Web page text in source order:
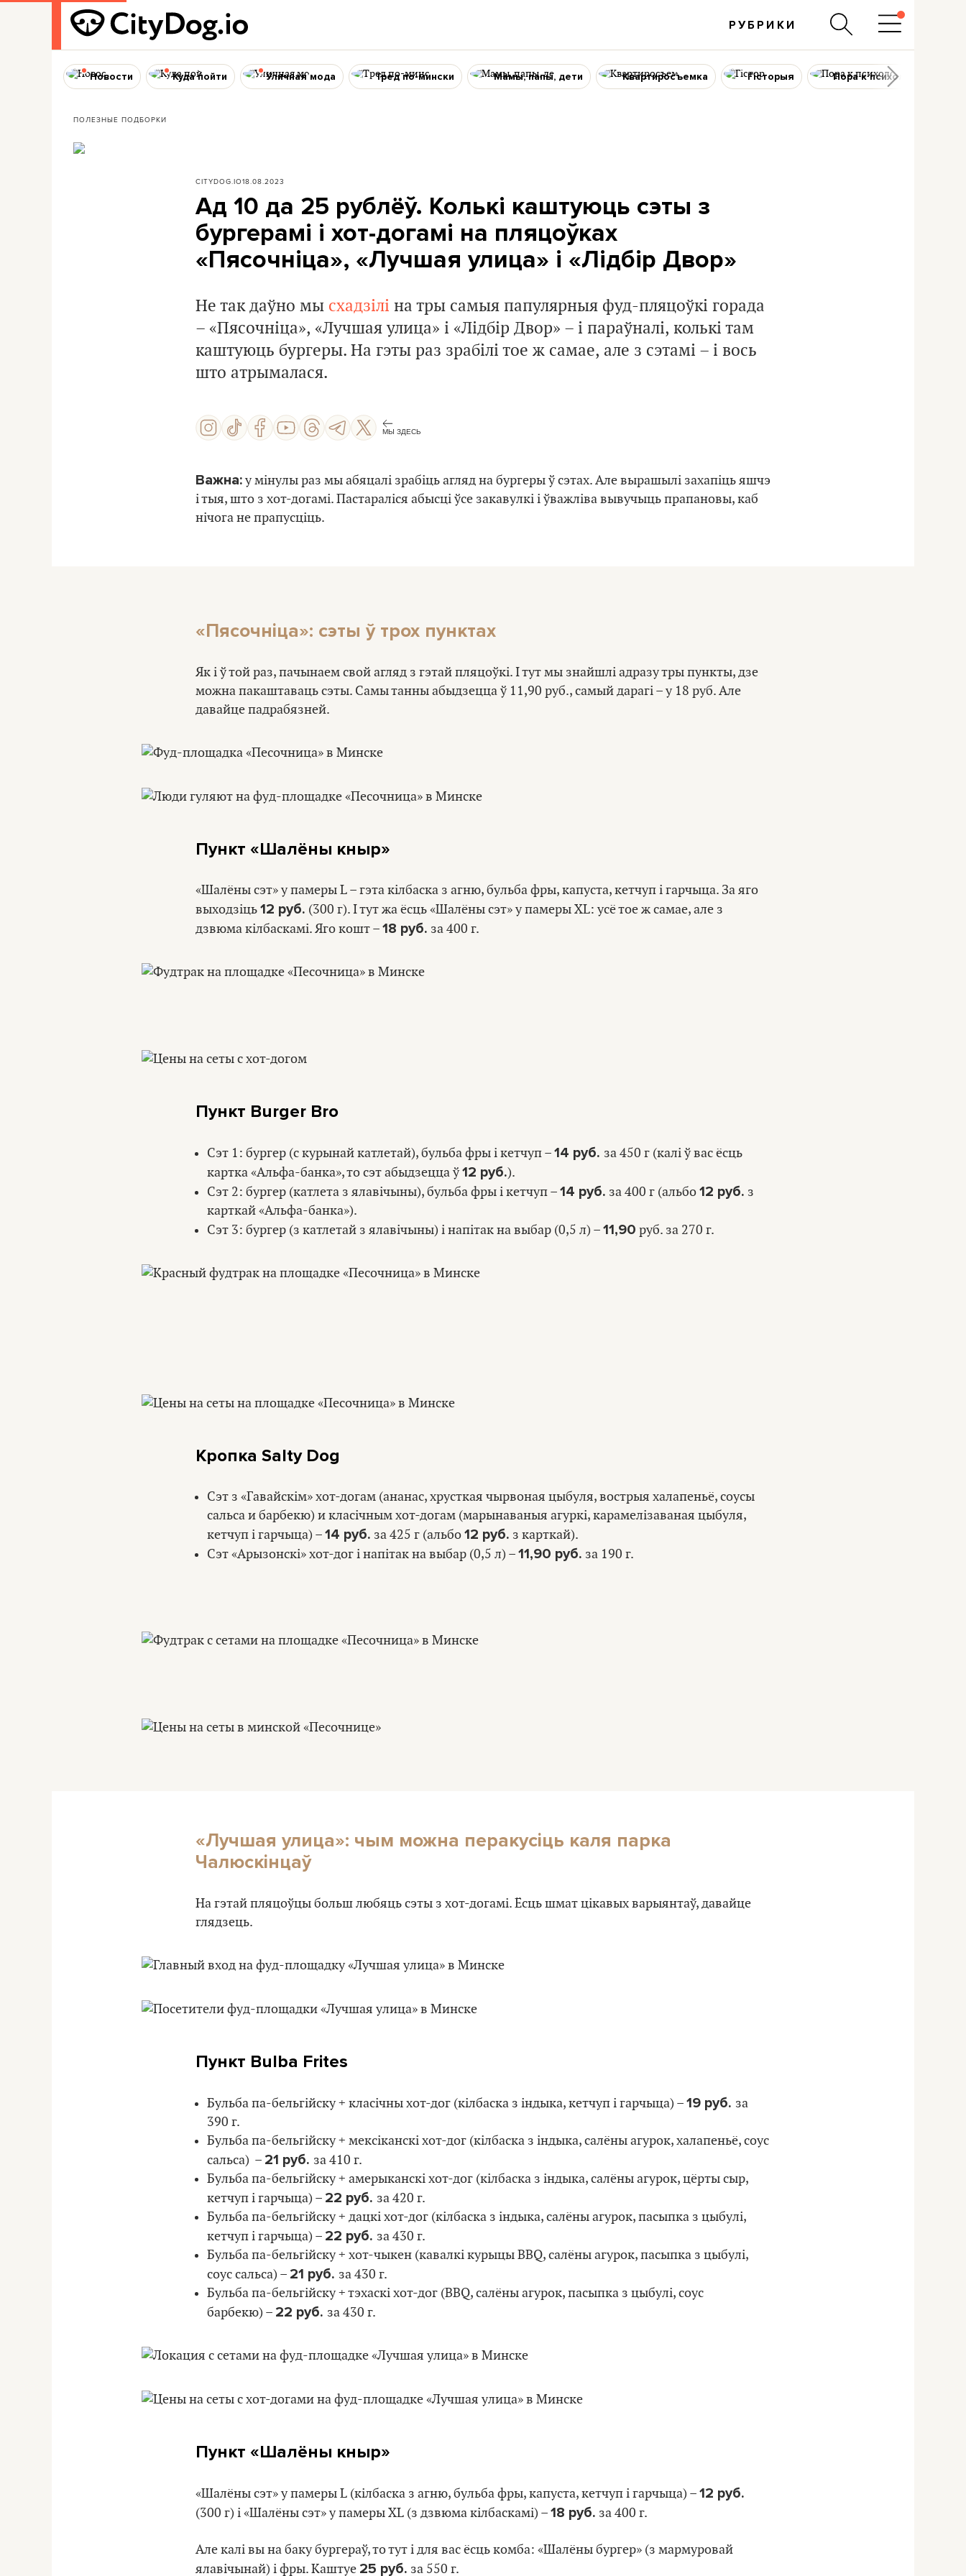
РУБРИКИ
Новости Куда пойти Уличная мода Тред по-мински Мамы, папы, дети Квартиросъемка Гісторыя Пора к психологу
ПОЛЕЗНЫЕ ПОДБОРКИ
CITYDOG.IO18.08.2023
Ад 10 да 25 рублёў. Колькі каштуюць сэты з
бургерамі і хот-догамі на пляцоўках
«Пясочніца», «Лучшая улица» і «Лідбір Двор»
Не так даўно мы схадзілі на тры самыя папулярныя фуд-пляцоўкі горада
– «Пясочніца», «Лучшая улица» і «Лідбір Двор» – і параўналі, колькі там
каштуюць бургеры. На гэты раз зрабілі тое ж самае, але з сэтамі – і вось
што атрымалася.
МЫ ЗДЕСЬ
Важна:у мінулы раз мы абяцалі зрабіць агляд на бургеры ў сэтах. Але вырашылі захапіць яшчэ
і тыя, што з хот-догамі. Пастараліся абысці ўсе закавулкі і ўважліва вывучыць прапановы, каб
нічога не прапусціць.
«Пясочніца»: сэты ў трох пунктах
Як і ў той раз, пачынаем свой агляд з гэтай пляцоўкі. І тут мы знайшлі адразу тры пункты, дзе
можна пакаштаваць сэты. Самы танны абыдзецца ў 11,90 руб., самый дарагі – у 18 руб. Але
давайце падрабязней.
Пункт «Шалёны кныр»
«Шалёны сэт» у памеры L – гэта кілбаска з агню, бульба фры, капуста, кетчуп і гарчыца. За яго
выходзіць12 руб. (300 г). І тут жа ёсць «Шалёны сэт» у памеры ХL: усё тое ж самае, але з
дзвюма кілбаскамі. Яго кошт –18 руб. за 400 г.
Пункт Burger Bro
Сэт 1: бургер (с курынай катлетай), бульба фры і кетчуп –14 руб. за 450 г (калі ў вас ёсць
картка «Альфа-банка», то сэт абыдзецца ў12 руб.).
Сэт 2: бургер (катлета з ялавічыны), бульба фры і кетчуп –14 руб. за 400 г (альбо12 руб. з
карткай «Альфа-банка»).
Сэт 3: бургер (з катлетай з ялавічыны) і напітак на выбар (0,5 л) –11,90 руб. за 270 г.
Кропка Salty Dog
Сэт з «Гавайскім» хот-догам (ананас, хрусткая чырвоная цыбуля, вострыя халапеньё, соусы
сальса и барбекю) и класічным хот-догам (марынаваныя агуркі, карамелізаваная цыбуля,
кетчуп і гарчыца) –14 руб. за 425 г (альбо12 руб. з карткай).
Сэт «Арызонскі» хот-дог і напітак на выбар (0,5 л) –11,90 руб. за 190 г.
«Лучшая улица»: чым можна перакусіць каля парка
Чалюскінцаў
На гэтай пляцоўцы больш любяць сэты з хот-догамі. Ёсць шмат цікавых варыянтаў, давайце
глядзець.
Пункт Bulba Frites
Бульба па-бельгійску + класічны хот-дог (кілбаска з індыка, кетчуп і гарчыца) –19 руб. за
390 г.
Бульба па-бельгійску + мексіканскі хот-дог (кілбаска з індыка, салёны агурок, халапеньё, соус
сальса) – 21 руб. за 410 г.
Бульба па-бельгійску + амерыканскі хот-дог (кілбаска з індыка, салёны агурок, цёрты сыр,
кетчуп і гарчыца) – 22 руб. за 420 г.
Бульба па-бельгійску + дацкі хот-дог (кілбаска з індыка, салёны агурок, пасыпка з цыбулі,
кетчуп і гарчыца) – 22 руб. за 430 г.
Бульба па-бельгійску + хот-чыкен (кавалкі курыцы BBQ, салёны агурок, пасыпка з цыбулі,
соус сальса) – 21 руб. за 430 г.
Бульба па-бельгійску + тэхаскі хот-дог (BBQ, салёны агурок, пасыпка з цыбулі, соус
барбекю) – 22 руб. за 430 г.
Пункт «Шалёны кныр»
«Шалёны сэт» у памеры L (кілбаска з агню, бульба фры, капуста, кетчуп і гарчыца) –12 руб.
(300 г) і «Шалёны сэт» у памеры ХL (з дзвюма кілбаскамі) –18 руб. за 400 г.
Але калі вы на баку бургераў, то тут і для вас ёсць комба: «Шалёны бургер» (з мармуровай
ялавічынай) і фры. Каштуе 25 руб. за 550 г.